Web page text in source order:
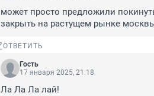
может просто предложили
закрыть на растущем рынке
ОТВЕТИТЬ
Гость
17 января 2025, 21:18
Ла Ла Ла лай!